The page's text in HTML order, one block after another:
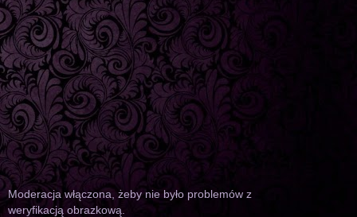
Moderacja włączona, żeby nie było problemów z
weryfikacją obrazkową.